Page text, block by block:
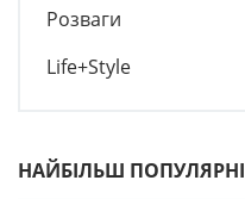
Розваги
Life+Style
НАЙБІЛЬШ ПОПУЛЯРНІ